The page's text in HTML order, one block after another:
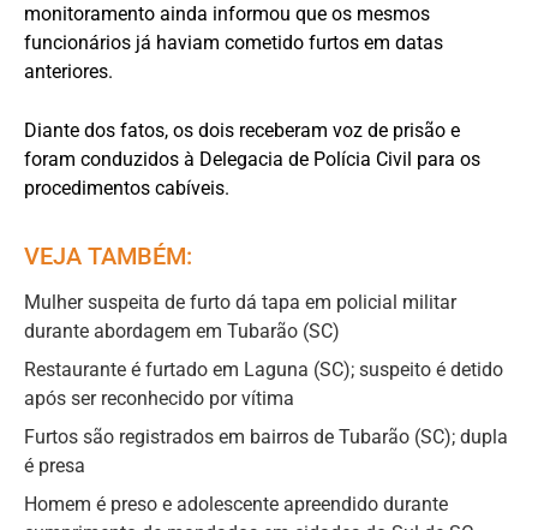
monitoramento ainda informou que os mesmos
funcionários já haviam cometido furtos em datas
anteriores.
Diante dos fatos, os dois receberam voz de prisão e
foram conduzidos à Delegacia de Polícia Civil para os
procedimentos cabíveis.
VEJA TAMBÉM:
Mulher suspeita de furto dá tapa em policial militar
durante abordagem em Tubarão (SC)
Restaurante é furtado em Laguna (SC); suspeito é detido
após ser reconhecido por vítima
Furtos são registrados em bairros de Tubarão (SC); dupla
é presa
Homem é preso e adolescente apreendido durante